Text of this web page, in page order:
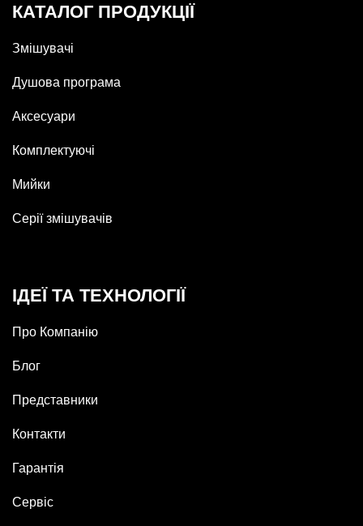
КАТАЛОГ ПРОДУКЦІЇ
Змішувачі
Душова програма
Аксесуари
Комплектуючі
Мийки
Серії змішувачів
ІДЕЇ ТА ТЕХНОЛОГІЇ
Про Компанію
Блог
Представники
Контакти
Гарантія
Сервіс